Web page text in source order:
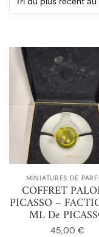
MINIATURES DE
COFFRET
PICASSO –
ML De
45,00€